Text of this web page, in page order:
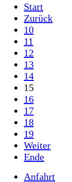
Start
Zurück
10
11
12
13
14
15
16
17
18
19
Weiter
Ende
Anfahrt